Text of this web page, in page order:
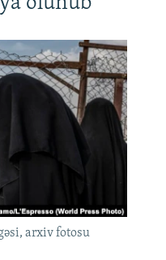
arxiv fotosu